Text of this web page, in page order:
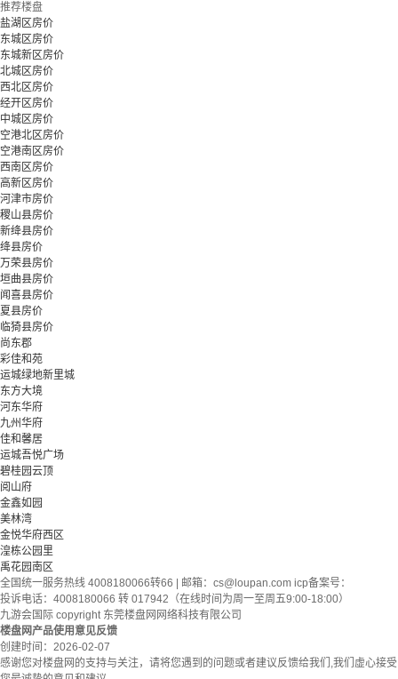
推荐楼盘
盐湖区房价
东城区房价
东城新区房价
北城区房价
西北区房价
经开区房价
中城区房价
空港北区房价
空港南区房价
西南区房价
高新区房价
河津市房价
稷山县房价
新绛县房价
绛县房价
万荣县房价
垣曲县房价
闻喜县房价
夏县房价
临猗县房价
尚东郡
彩佳和苑
运城绿地新里城
东方大境
河东华府
九州华府
佳和馨居
运城吾悦广场
碧桂园云顶
阅山府
金鑫如园
美林湾
金悦华府西区
湟栋公园里
禹花园南区
全国统一服务热线 4008180066转66 | 邮箱： cs@loupan.com icp备案号：
投诉电话：4008180066 转 017942（在线时间为周一至周五9:00-18:00）
九游会国际 copyright 东莞楼盘网网络科技有限公司
楼盘网产品使用意见反馈
创建时间： 2026-02-07
感谢您对楼盘网的支持与关注，请将您遇到的问题或者建议反馈给我们,我们虚心接受